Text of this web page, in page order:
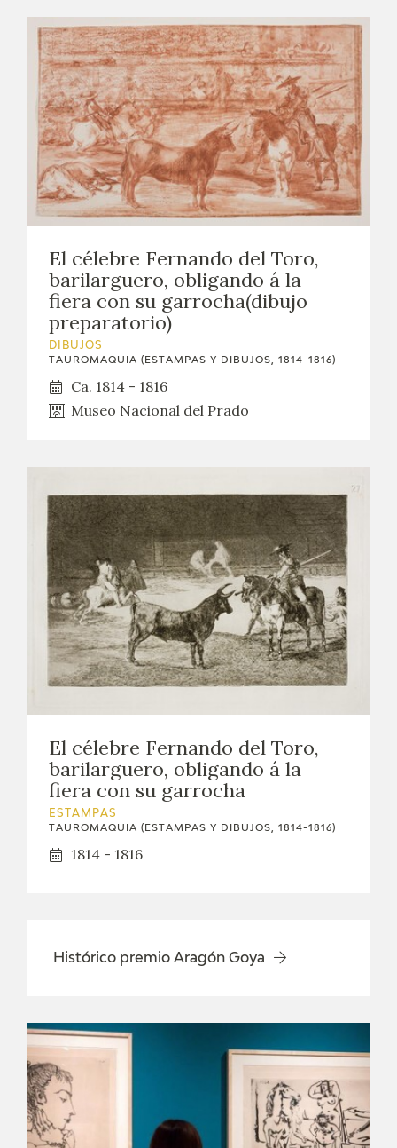
El célebre Fernando del Toro,
barilarguero, obligando á la
fiera con su garrocha(dibujo
preparatorio)
DIBUJOS
TAUROMAQUIA (ESTAMPAS Y DIBUJOS, 1814-1816)
Ca. 1814 - 1816
Museo Nacional del Prado
El célebre Fernando del Toro,
barilarguero, obligando á la
fiera con su garrocha
ESTAMPAS
TAUROMAQUIA (ESTAMPAS Y DIBUJOS, 1814-1816)
1814 - 1816
Histórico premio Aragón Goya